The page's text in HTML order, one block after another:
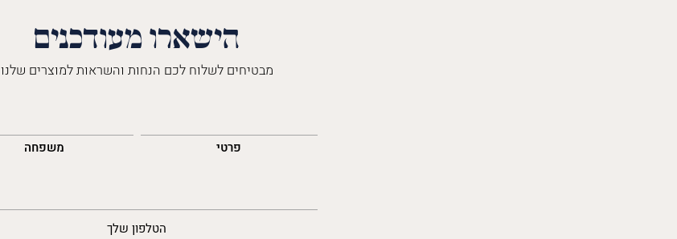
הישארו מעודכנים
מבטיחים לשלוח לכם הנחות והשראות למוצרים שלנו
פרטי משפחה
הטלפון שלך